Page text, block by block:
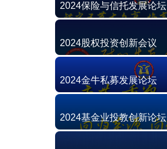
2024保险与信托发展论坛
2024股权投资创新会议
2024金牛私募发展论坛
2024基金业投教创新论坛